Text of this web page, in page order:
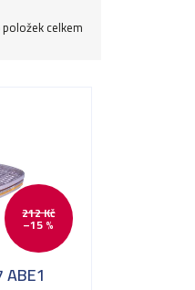
položek celkem
212 Kč
–15 %